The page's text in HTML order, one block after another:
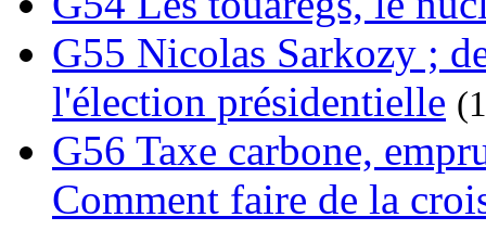
G55 Nicolas Sarkozy ;
l'élection présidentielle
G56 Taxe carbone,
Comment faire de la